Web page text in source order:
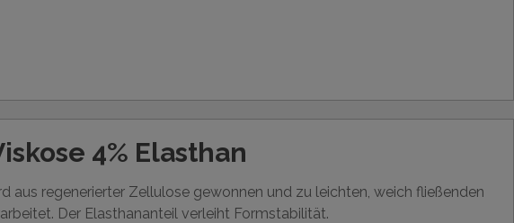
4% Elasthan
aus regenerierter Zellulose gewonnen und zu leichten, weich fließenden
Der Elasthananteil verleiht Formstabilität.